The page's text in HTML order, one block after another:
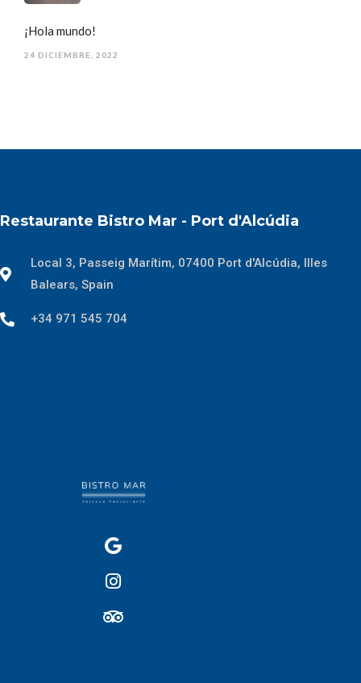
¡Hola mundo!
24 DICIEMBRE, 2022
Restaurante Bistro Mar - Port d'Alcúdia
Local 3, Passeig Marítim, 07400 Port d'Alcúdia, Illes
Balears, Spain
+34 971 545 704